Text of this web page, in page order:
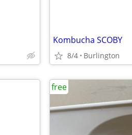
Kombucha SCOBY
8/4 Burlington
free